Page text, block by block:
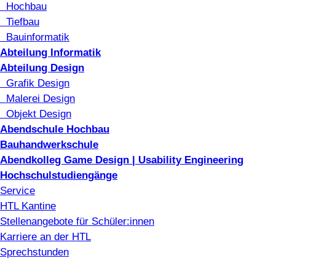
Hochbau
Tiefbau
Bauinformatik
Abteilung Informatik
Abteilung Design
Grafik Design
Malerei Design
Objekt Design
Abendschule Hochbau
Bauhandwerkschule
Abendkolleg Game Design | Usability Engineering
Hochschulstudiengänge
Service
HTL Kantine
Stellenangebote für Schüler:innen
Karriere an der HTL
Sprechstunden